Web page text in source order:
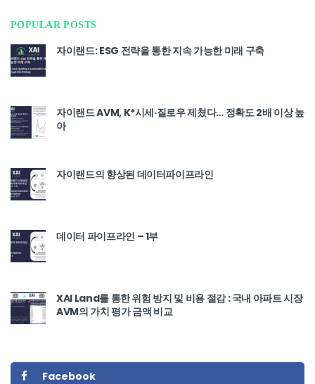
POPULAR POSTS
자이랜드: ESG 전략을 통한 지속 가능한 미래 구축
자이랜드 AVM, K*시세·질로우 제쳤다… 정확도 2배 이상 높
아
자이랜드의 향상된 데이터파이프라인
데이터 파이프라인 – 1부
XAI Land를 통한 위험 방지 및 비용 절감 : 국내 아파트 시장
AVM의 가치 평가 금액 비교
Facebook